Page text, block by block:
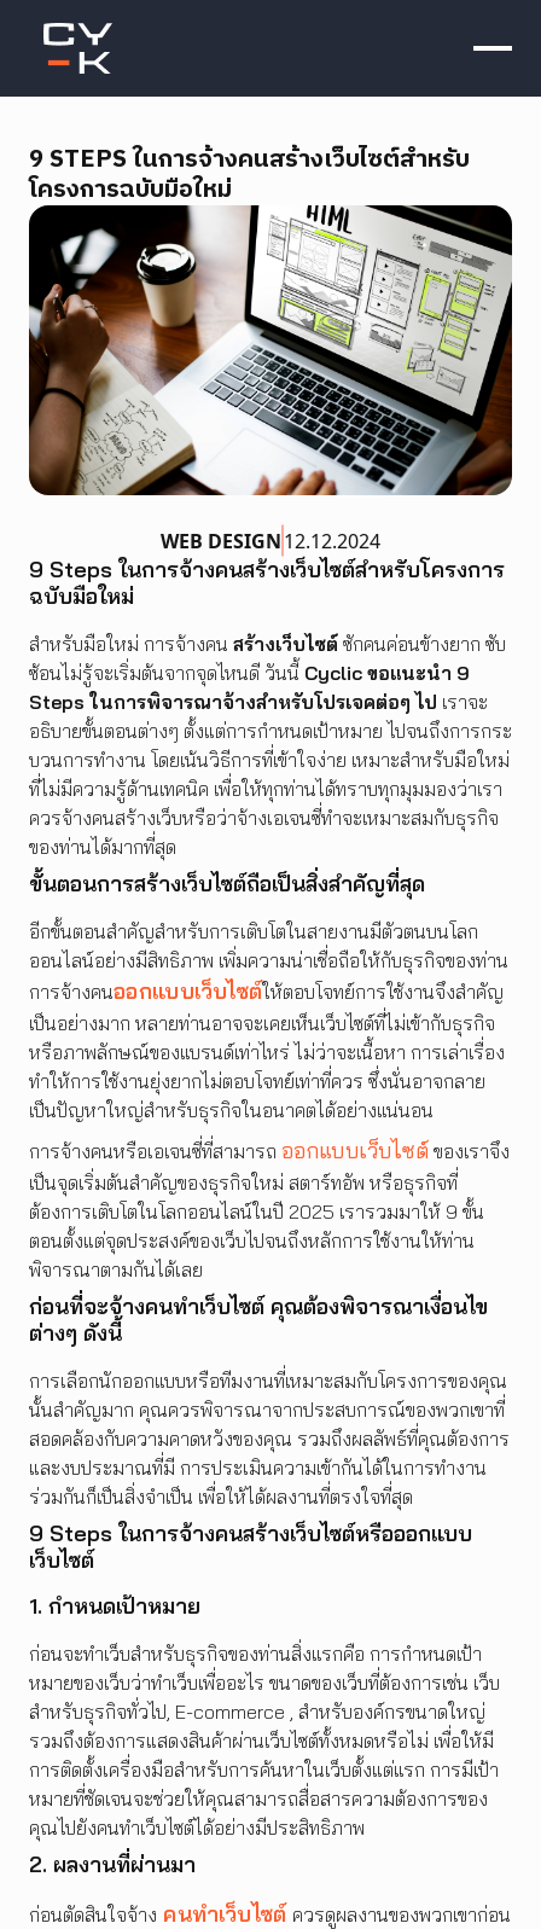
WHO WE ARE
WHAT WE DO
OUR WORKS
BLOG
CAREER
CONTACT US
9 STEPS ในการจ้างคนสร้างเว็บไซต์สำหรับ
โครงการฉบับมือใหม่
WEB DESIGN12.12.2024
9 Steps ในการจ้างคนสร้างเว็บไซต์สำหรับโครงการ
ฉบับมือใหม่
สำหรับมือใหม่ การจ้างคน สร้างเว็บไซต์ ซักคนค่อนข้างยาก ซับ
ซ้อนไม่รู้จะเริ่มต้นจากจุดไหนดี วันนี้ Cyclic ขอแนะนำ 9
Steps ในการพิจารณาจ้างสำหรับโปรเจคต่อๆ ไป เราจะ
อธิบายขั้นตอนต่างๆ ตั้งแต่การกำหนดเป้าหมาย ไปจนถึงการกระ
บวนการทำงาน โดยเน้นวิธีการที่เข้าใจง่าย เหมาะสำหรับมือใหม่
ที่ไม่มีความรู้ด้านเทคนิค เพื่อให้ทุกท่านได้ทราบทุกมุมมองว่าเรา
ควรจ้างคนสร้างเว็บหรือว่าจ้างเอเจนซี่ทำจะเหมาะสมกับธุรกิจ
ของท่านได้มากที่สุด
ขั้นตอนการสร้างเว็บไซต์ถือเป็นสิ่งสำคัญที่สุด
อีกขั้นตอนสำคัญสำหรับการเติบโตในสายงานมีตัวตนบนโลก
ออนไลน์อย่างมีสิทธิภาพ เพิ่มความน่าเชื่อถือให้กับธุรกิจของท่าน
การจ้างคนออกแบบเว็บไซต์ให้ตอบโจทย์การใช้งานจึงสำคัญ
เป็นอย่างมาก หลายท่านอาจจะเคยเห็นเว็บไซต์ที่ไม่เข้ากับธุรกิจ
หรือภาพลักษณ์ของแบรนด์เท่าไหร่ ไม่ว่าจะเนื้อหา การเล่าเรื่อง
ทำให้การใช้งานยุ่งยากไม่ตอบโจทย์เท่าที่ควร ซึ่งนั่นอาจกลาย
เป็นปัญหาใหญ่สำหรับธุรกิจในอนาคตได้อย่างแน่นอน
การจ้างคนหรือเอเจนซี่ที่สามารถ ออกแบบเว็บไซต์ ของเราจึง
เป็นจุดเริ่มต้นสำคัญของธุรกิจใหม่ สตาร์ทอัพ หรือธุรกิจที่
ต้องการเติบโตในโลกออนไลน์ในปี 2025 เรารวมมาให้ 9 ขั้น
ตอนตั้งแต่จุดประสงค์ของเว็บไปจนถึงหลักการใช้งานให้ท่าน
พิจารณาตามกันได้เลย
ก่อนที่จะจ้างคนทำเว็บไซต์ คุณต้องพิจารณาเงื่อนไข
ต่างๆ ดังนี้
การเลือกนักออกแบบหรือทีมงานที่เหมาะสมกับโครงการของคุณ
นั้นสำคัญมาก คุณควรพิจารณาจากประสบการณ์ของพวกเขาที่
สอดคล้องกับความคาดหวังของคุณ รวมถึงผลลัพธ์ที่คุณต้องการ
และงบประมาณที่มี การประเมินความเข้ากันได้ในการทำงาน
ร่วมกันก็เป็นสิ่งจำเป็น เพื่อให้ได้ผลงานที่ตรงใจที่สุด
9 Steps ในการจ้างคนสร้างเว็บไซต์หรือออกแบบ
เว็บไซต์
1. กำหนดเป้าหมาย
ก่อนจะทำเว็บสำหรับธุรกิจของท่านสิ่งแรกคือ การกำหนดเป้า
หมายของเว็บว่าทำเว็บเพื่ออะไร ขนาดของเว็บที่ต้องการเช่น เว็บ
สำหรับธุรกิจทั่วไป, E-commerce , สำหรับองค์กรขนาดใหญ่
รวมถึงต้องการแสดงสินค้าผ่านเว็บไซต์ทั้งหมดหรือไม่ เพื่อให้มี
การติดตั้งเครื่องมือสำหรับการค้นหาในเว็บตั้งแต่แรก การมีเป้า
หมายที่ชัดเจนจะช่วยให้คุณสามารถสื่อสารความต้องการของ
คุณไปยังคนทำเว็บไซต์ได้อย่างมีประสิทธิภาพ
2. ผลงานที่ผ่านมา
ก่อนตัดสินใจจ้าง คนทำเว็บไซต์ ควรดูผลงานของพวกเขาก่อน